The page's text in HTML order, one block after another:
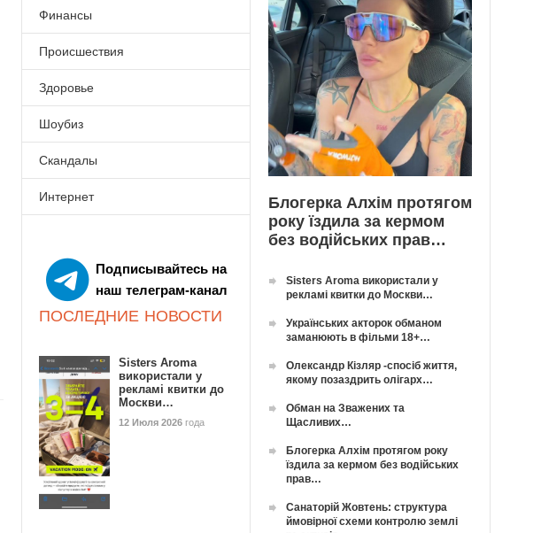
Финансы
Происшествия
Здоровье
Шоубиз
Скандалы
Интернет
Подписывайтесь на
наш телеграм-канал
ПОСЛЕДНИЕ НОВОСТИ
Sisters Aroma
використали у
рекламі квитки до
Москви…
12 Июля 2026 года
Блогерка Алхім протягом
року їздила за кермом
без водійських прав…
Sisters Aroma використали у
рекламі квитки до Москви…
Українських акторок обманом
заманюють в фільми 18+…
Олександр Кізляр -спосіб життя,
якому позаздрить олігарх…
Обман на Зважених та
Щасливих…
Блогерка Алхім протягом року
їздила за кермом без водійських
прав…
Санаторій Жовтень: структура
ймовірної схеми контролю землі